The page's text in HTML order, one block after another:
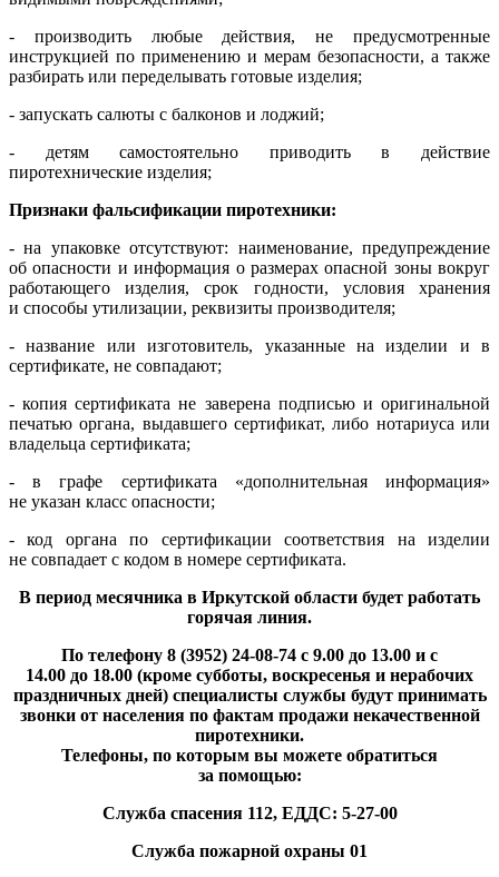
- производить любые действия, не предусмотренные
инструкцией по применению и мерам безопасности, а также
разбирать или переделывать готовые изделия;
- запускать салюты с балконов и лоджий;
- детям самостоятельно приводить в действие
пиротехнические изделия;
Признаки фальсификации пиротехники:
- на упаковке отсутствуют: наименование, предупреждение
об опасности и информация о размерах опасной зоны вокруг
работающего изделия, срок годности, условия хранения
и способы утилизации, реквизиты производителя;
- название или изготовитель, указанные на изделии и в
сертификате, не совпадают;
- копия сертификата не заверена подписью и оригинальной
печатью органа, выдавшего сертификат, либо нотариуса или
владельца сертификата;
- в графе сертификата «дополнительная информация»
не указан класс опасности;
- код органа по сертификации соответствия на изделии
не совпадает с кодом в номере сертификата.
В период месячника в Иркутской области будет работать
горячая линия.
По телефону 8 (3952) 24-08-74 с 9.00 до 13.00 и с
14.00 до 18.00 (кроме субботы, воскресенья и нерабочих
праздничных дней) специалисты службы будут принимать
звонки от населения по фактам продажи некачественной
пиротехники.
Телефоны, по которым вы можете обратиться
за помощью:
Служба спасения 112, ЕДДС: 5-27-00
Служба пожарной охраны 01